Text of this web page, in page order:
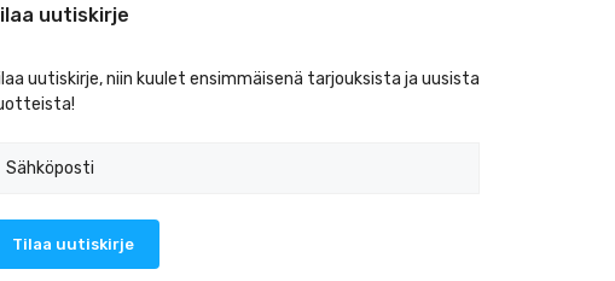
uutiskirje
uutiskirje, niin kuulet ensimmäisenä tarjouksista ja uusista